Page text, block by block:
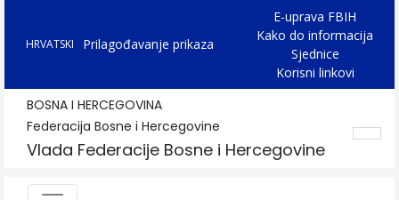
HRVATSKI Prilagođavanje prikaza
E-uprava FBIH
Kako do informacija
Sjednice
Korisni linkovi
BOSNA I HERCEGOVINA
Federacija Bosne i Hercegovine
Vlada Federacije Bosne i Hercegovine